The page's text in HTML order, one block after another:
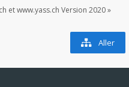
et www.yass.ch Version 2020 »
Aller